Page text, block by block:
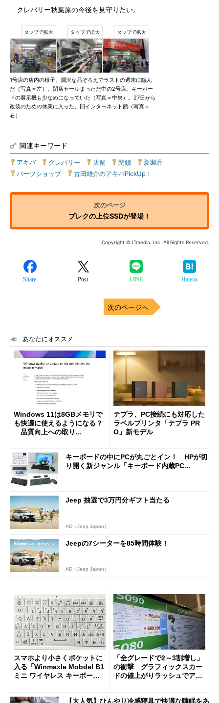
クレバリー秋葉原の今後を見守りたい。
1号店の店内の様子。潤沢な品ぞろえでラストの週末に臨ん
だ（写真＝左）。閉店セールまっただ中の2号店。キーボー
ドの展示機も少なめになっていた（写真＝中央）。27日から
改装のための休業に入った、旧インターネット館（写真＝
右）
関連キーワード
アキバ| クレバリー 店舗 閉鎖 新製品
パーツショップ| 古田雄介のアキバPickUp！
プレクの上位SSDが登場！
Copyright © ITmedia, Inc. All Rights Reserved.
Share Post LINE Hatena
次のページへ
あなたにオススメ
Windows 11は8GBメモリで
も快適に使えるようになる？
品質向上への取り...
テプラ、PC接続にも対応した
ラベルプリンタ「テプラ PR
O」新モデル
キーボードの中にPCが丸ごとイン！ HPが切
り開く新ジャンル「キーボード内蔵PC...
Jeep 抽選で3万円分ギフト当たる
AD（Jeep Japan）
Jeepの7シーターを85時間体験！
AD（Jeep Japan）
スマホより小さくポケットに
入る「Winmaxle Mobdel B1
ミニ ワイヤレス キーボー
「全グレードで2～3割増し」
の衝撃 グラフィックスカー
ドの値上がりラッシュでアキ
【大人気】ひんやり冷感寝具で快適な睡眠をあ